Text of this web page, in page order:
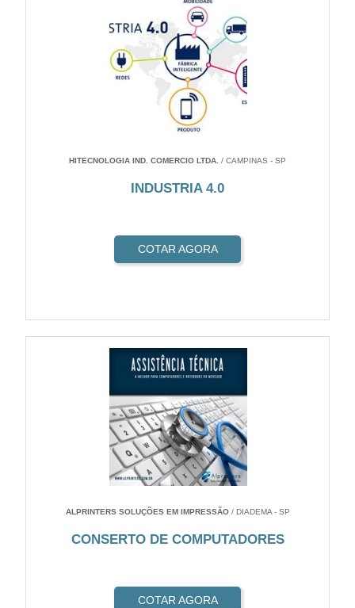
HITECNOLOGIA IND. COMERCIO LTDA. / CAMPINAS - SP
INDUSTRIA 4.0
COTAR AGORA
ALPRINTERS SOLUÇÕES EM IMPRESSÃO/ DIADEMA - SP
CONSERTO DE COMPUTADORES
COTAR AGORA